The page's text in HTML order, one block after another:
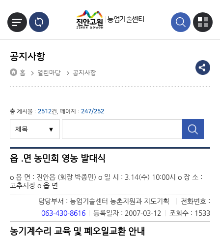
농업기술센터
공지사항
홈 열린마당 공지사항
총 게시물 : 2512건, 페이지 : 247/252
읍 .면 농민회 영농 발대식
o 읍 면 : 진안읍 (회장 박종민) o 일 시 : 3.14(수) 10:00시 o 장 소 :
고추시장 o 읍 면...
담당부서 : 농업기술센터 농촌지원과 지도기획
전화번호 :
063-430-8616
등록일자 : 2007-03-12 조회수 : 1533
농기계수리 교육 및 폐오일교환 안내